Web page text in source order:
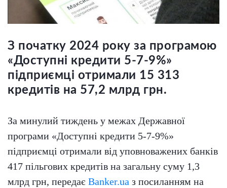
З початку 2024 року за програмою
«Доступні кредити 5-7-9%»
підприємці отримали 15 313
кредитів на 57,2 млрд грн.
За минулий тиждень у межах Державної
програми «Доступні кредити 5-7-9%»
підприємці отримали від уповноважених банків
417 пільгових кредитів на загальну суму 1,3
млрд грн, передає Banker.ua з посиланням на